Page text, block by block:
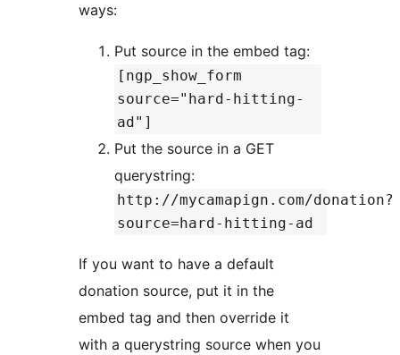
ways:
Put source in the embed tag:
[ngp_show_form
source="hard-hitting-
ad"]
Put the source in a GET
querystring:
http://mycamapign.com/donation?
source=hard-hitting-ad
If you want to have a default
donation source, put it in the
embed tag and then override it
with a querystring source when you